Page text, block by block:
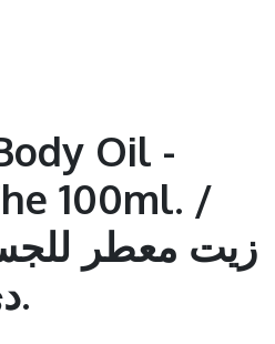
Oil -
100ml. /
زيت معطر
دي ذا 100 مل.